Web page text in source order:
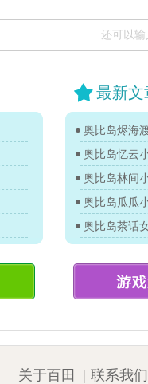
还可以输
最新文
奥比岛烬海
奥比岛忆云
奥比岛林间
奥比岛瓜瓜
奥比岛茶话
关于百田 | 联系我们